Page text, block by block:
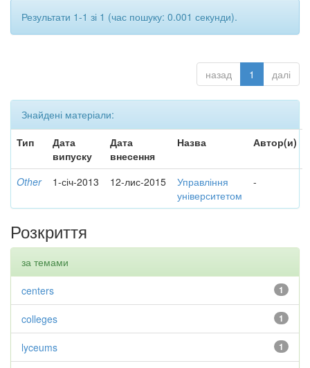
Результати 1-1 зі 1 (час пошуку: 0.001 секунди).
назад 1 далі
Знайдені матеріали:
Тип
Дата
випуску
Дата
внесення
Назва Автор(и)
Other 1-січ-2013 12-лис-2015
Управління
університетом
-
Розкриття
за темами
1
centers
1
colleges
1
lyceums